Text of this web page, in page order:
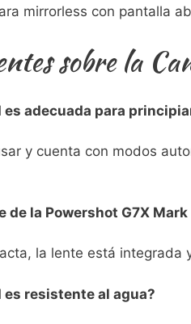
mirrorless con pantalla
sobre la
es⁣ adecuada para
y cuenta con⁢ modos
de la Powershot G7X Mark
la lente está integrada
es resistente al agua?